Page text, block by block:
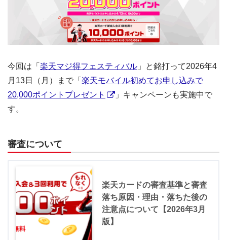
今回は「 楽天マジ得フェスティバル 」と銘打って2026年4
月13日（月）まで「 楽天モバイル初めてお申し込みで
20,000ポイントプレゼント
」キャンペーンも実施中で
す。
審査について
楽天カードの審査基準と審査
落ち原因・理由・落ちた後の
注意点について【2026年3月
版】